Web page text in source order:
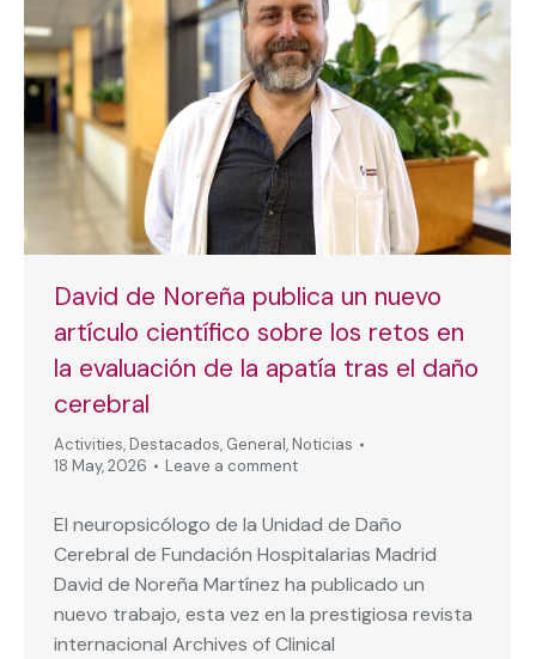
David de Noreña publica un nuevo
artículo científico sobre los retos en
la evaluación de la apatía tras el daño
cerebral
Activities, Destacados, General, Noticias
18 May, 2026
Leave a comment
El neuropsicólogo de la Unidad de Daño
Cerebral de Fundación Hospitalarias Madrid
David de Noreña Martínez ha publicado un
nuevo trabajo, esta vez en la prestigiosa revista
internacional Archives of Clinical